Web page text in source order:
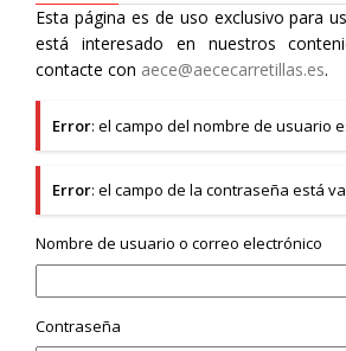
Esta página es de uso exclusivo para
está interesado en nuestros
contacte con aece@aececarretillas.es.
Error: el campo del nombre de usuario
Error: el campo de la contraseña está
Nombre de usuario o correo electrónico
Contraseña